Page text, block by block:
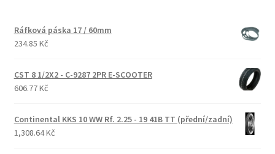
Ráfková páska 17 / 60mm
234.85 Kč
CST 8 1/2X2 - C-9287 2PR E-SCOOTER
606.77 Kč
Continental KKS 10 WW Rf. 2.25 - 19 41B TT (přední/zadní)
1,308.64 Kč